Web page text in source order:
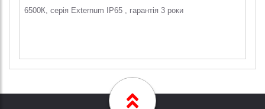
6500К, серія Externum IP65 , гарантія 3 роки